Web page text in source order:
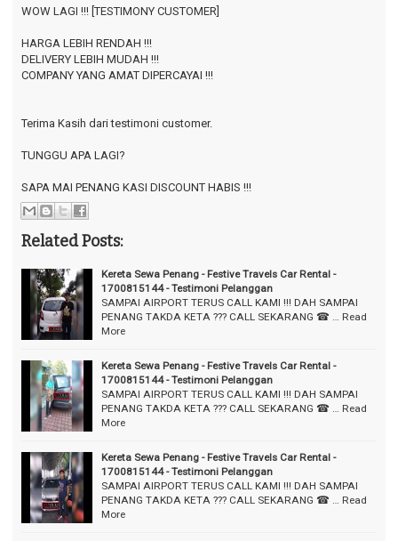
WOW LAGI !!! [TESTIMONY CUSTOMER]
HARGA LEBIH RENDAH !!!
DELIVERY LEBIH MUDAH !!!
COMPANY YANG AMAT DIPERCAYAI !!!
Terima Kasih dari testimoni customer.
TUNGGU APA LAGI?
SAPA MAI PENANG KASI DISCOUNT HABIS !!!
Related Posts:
Kereta Sewa Penang - Festive Travels Car Rental -
1700815144 - Testimoni Pelanggan
SAMPAI AIRPORT TERUS CALL KAMI !!! DAH SAMPAI
PENANG TAKDA KETA ??? CALL SEKARANG ☎ …
Read
More
Kereta Sewa Penang - Festive Travels Car Rental -
1700815144 - Testimoni Pelanggan
SAMPAI AIRPORT TERUS CALL KAMI !!! DAH SAMPAI
PENANG TAKDA KETA ??? CALL SEKARANG ☎ …
Read
More
Kereta Sewa Penang - Festive Travels Car Rental -
1700815144 - Testimoni Pelanggan
SAMPAI AIRPORT TERUS CALL KAMI !!! DAH SAMPAI
PENANG TAKDA KETA ??? CALL SEKARANG ☎ …
Read
More